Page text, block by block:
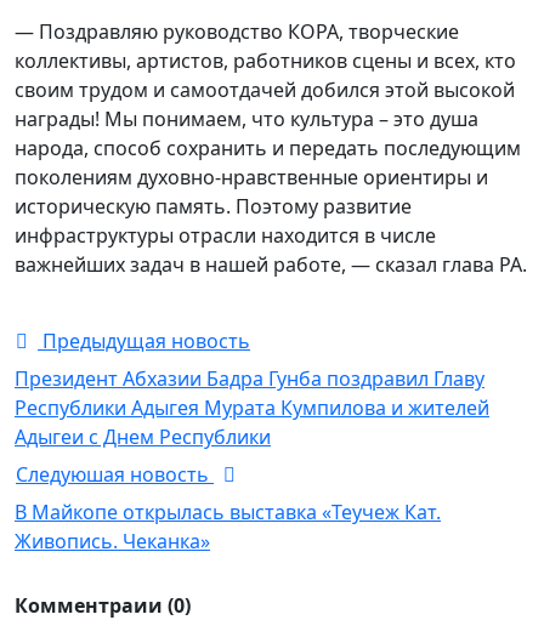
— Поздравляю руководство КОРА, творческие
коллективы, артистов, работников сцены и всех, кто
своим трудом и самоотдачей добился этой высокой
награды! Мы понимаем, что культура – это душа
народа, способ сохранить и передать последующим
поколениям духовно-нравственные ориентиры и
историческую память. Поэтому развитие
инфраструктуры отрасли находится в числе
важнейших задач в нашей работе, — сказал глава РА.
Предыдущая новость
Президент Абхазии Бадра Гунба поздравил Главу
Республики Адыгея Мурата Кумпилова и жителей
Адыгеи с Днем Республики
Следуюшая новость
В Майкопе открылась выставка «Теучеж Кат.
Живопись. Чеканка»
Комментраии (0)